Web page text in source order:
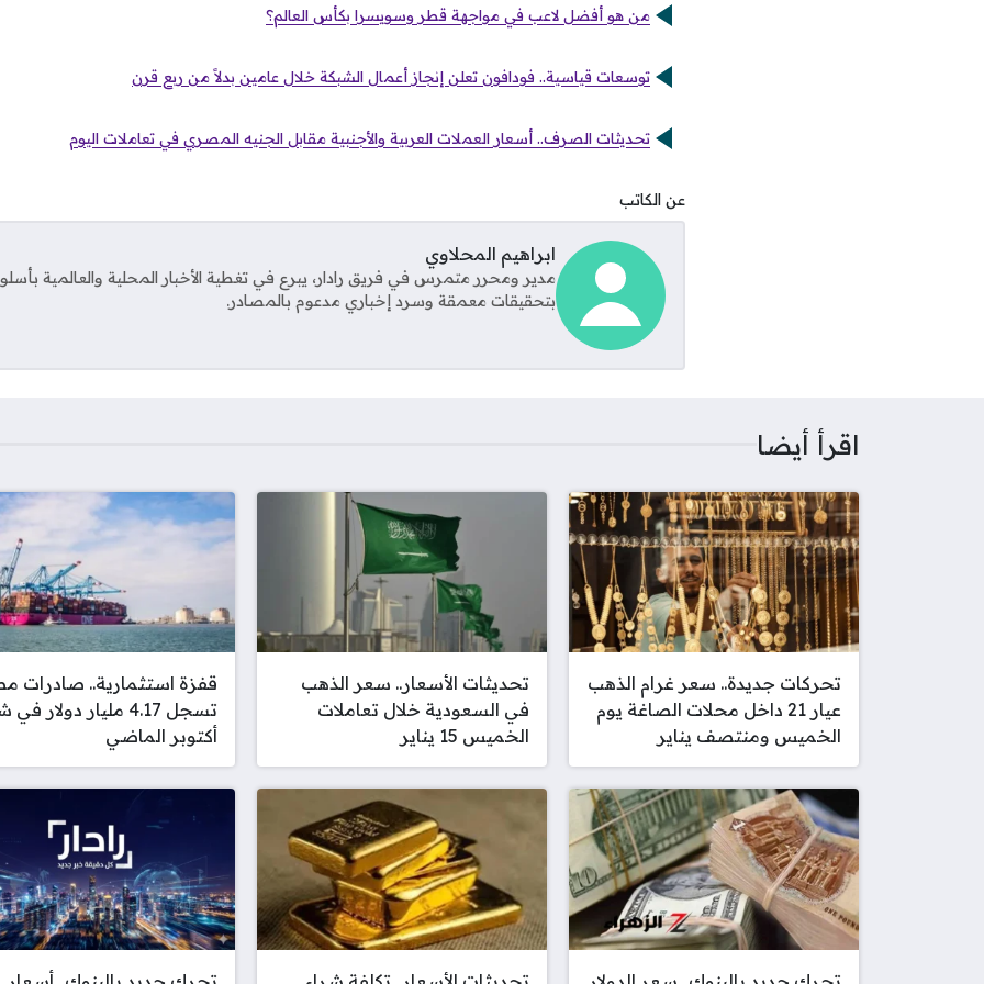
من هو أفضل لاعب في مواجهة قطر وسويسرا بكأس العالم؟
توسعات قياسية.. فودافون تعلن إنجاز أعمال الشبكة خلال عامين بدلاً من ربع قرن
تحديثات الصرف.. أسعار العملات العربية والأجنبية مقابل الجنيه المصري في تعاملات اليوم
عن الكاتب
ابراهيم المحلاوي
مدير ومحرر متمرس في فريق رادار، يبرع في تغطية الأخبار المحلية والعالمية
بتحقيقات معمقة وسرد إخباري مدعوم بالمصادر.
اقرأ أيضا
تحركات جديدة.. سعر غرام الذهب
عيار 21 داخل محلات الصاغة يوم
الخميس ومنتصف يناير
تحديثات الأسعار.. سعر الذهب
في السعودية خلال تعاملات
الخميس 15 يناير
قفزة استثمارية.. صادرات
تسجل 4.17 مليار دولار
أكتوبر الماضي